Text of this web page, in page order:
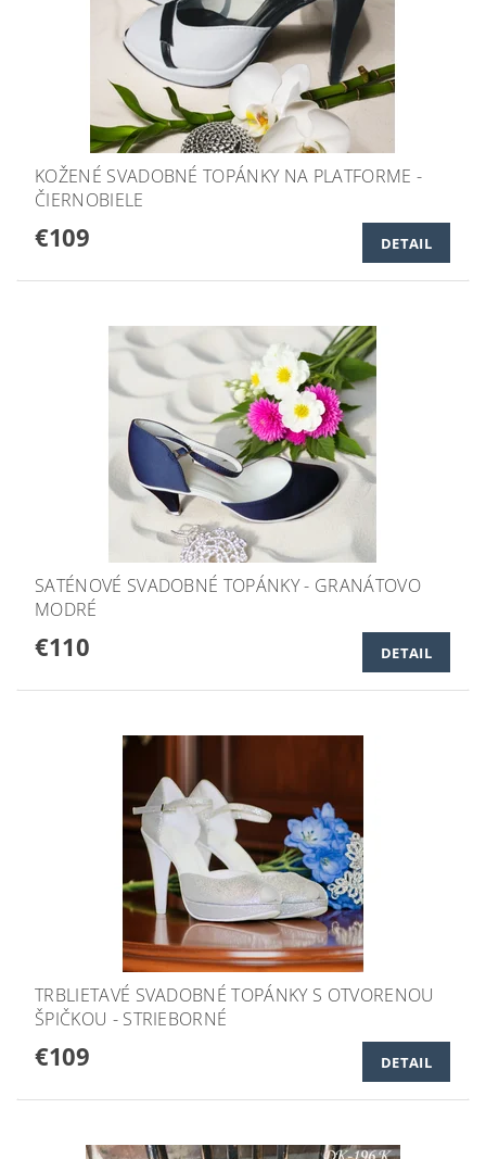
KOŽENÉ SVADOBNÉ TOPÁNKY NA PLATFORME -
ČIERNOBIELE
€109 DETAIL
SATÉNOVÉ SVADOBNÉ TOPÁNKY - GRANÁTOVO
MODRÉ
€110 DETAIL
TRBLIETAVÉ SVADOBNÉ TOPÁNKY S OTVORENOU
ŠPIČKOU - STRIEBORNÉ
€109 DETAIL